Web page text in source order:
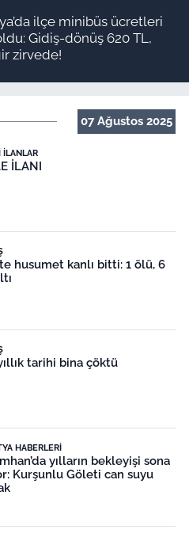
ilçe minibüs ücretleri
Gidiş-dönüş 620 TL,
zirvede!
07 Ağustos 2025
İLANLAR
İLANI
husumet kanlı bitti: 1 ölü, 6
tarihi bina çöktü
HABERLERI
yılların bekleyişi sona
Kurşunlu Göleti can suyu